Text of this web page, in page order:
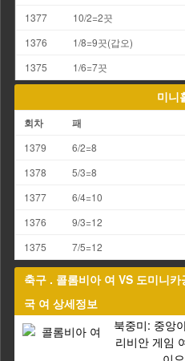
1377
10/2=2끗
1376
1/8=9끗(갑오)
1375
1/6=7끗
미니
회차 패
1379 6/2=8
1378
5/3=8
1377
6/4=10
1376
9/3=12
1375
7/5=12
축구 . 콜롬비아 여 VS 도미니카
국 여 상세정보
북중미: 중앙
리비안 게임